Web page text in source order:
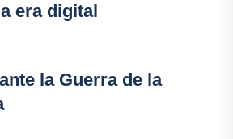
era digital
la Guerra de la